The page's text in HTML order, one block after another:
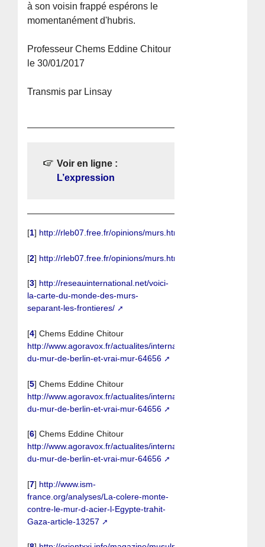
à son voisin frappé espérons le
momentanément d'hubris.
Professeur Chems Eddine Chitour
le 30/01/2017
Transmis par Linsay
Voir en ligne :
L’expression
[1] http://rleb07.free.fr/opinions/murs.html
[2] http://rleb07.free.fr/opinions/murs.html
[3] http://reseauinternational.net/voici-
la-carte-du-monde-des-murs-
separant-les-frontieres/
[4]Chems Eddine Chitour
http://www.agoravox.fr/actualites/international/article/mythe-
du-mur-de-berlin-et-vrai-mur-64656
[5]Chems Eddine Chitour
http://www.agoravox.fr/actualites/international/article/mythe-
du-mur-de-berlin-et-vrai-mur-64656
[6]Chems Eddine Chitour
http://www.agoravox.fr/actualites/international/article/mythe-
du-mur-de-berlin-et-vrai-mur-64656
[7] http://www.ism-
france.org/analyses/La-colere-monte-
contre-le-mur-d-acier-l-Egypte-trahit-
Gaza-article-13257